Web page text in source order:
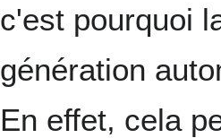
c'est pourquoi
génération
En effet, cela